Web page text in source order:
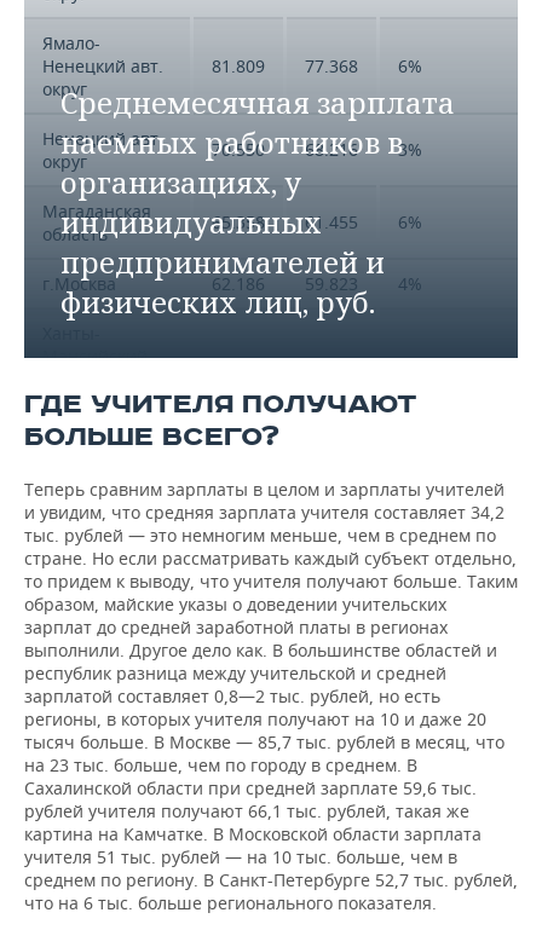
Среднемесячная зарплата
наемных работников в
организациях, у
индивидуальных
предпринимателей и
физических лиц, руб.
Ямало-
Ненецкий авт.
округ
81.809 77.368 6%
Ненецкий авт.
округ
70.550 68.216 3%
Магаданская
область
65.358 61.455 6%
г.Москва 62.186 59.823 4%
Мансийский
округ-Югра
Сахалинская
Камчатский
край
57.529 54.219 6%
Республика
Саха
(Якутия)
55.512 53.031 5%
ГДЕ УЧИТЕЛЯ ПОЛУЧАЮТ
БОЛЬШЕ ВСЕГО?
Теперь сравним зарплаты в целом и зарплаты учителей
и увидим, что средняя зарплата учителя составляет 34,2
тыс. рублей — это немногим меньше, чем в среднем по
стране. Но если рассматривать каждый субъект отдельно,
то придем к выводу, что учителя получают больше. Таким
образом, майские указы о доведении учительских
зарплат до средней заработной платы в регионах
выполнили. Другое дело как. В большинстве областей и
республик разница между учительской и средней
зарплатой составляет 0,8—2 тыс. рублей, но есть
регионы, в которых учителя получают на 10 и даже 20
тысяч больше. В Москве — 85,7 тыс. рублей в месяц, что
на 23 тыс. больше, чем по городу в среднем. В
Сахалинской области при средней зарплате 59,6 тыс.
рублей учителя получают 66,1 тыс. рублей, такая же
картина на Камчатке. В Московской области зарплата
учителя 51 тыс. рублей — на 10 тыс. больше, чем в
среднем по региону. В Санкт-Петербурге 52,7 тыс. рублей,
что на 6 тыс. больше регионального показателя.